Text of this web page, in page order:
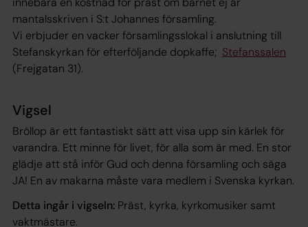
mantalsskriven i S:t Johannes församling.
Vi erbjuder en vacker församlingsslokal i anslutning till
Stefanskyrkan för efterföljande dopkaffe; Stefanssalen
(Frejgatan 31).
Vigsel
Bröllop är ett fantastiskt sätt att visa upp sin kärlek för
varandra. Ett minne för livet, för alla som är med. En stor
glädje att stå inför Gud och denna församling och säga
JA! En av makarna måste vara medlem i Svenska kyrkan.
Detta ingår i vigseln: Präst, kyrka, kyrkomusiker samt
vaktmästare.